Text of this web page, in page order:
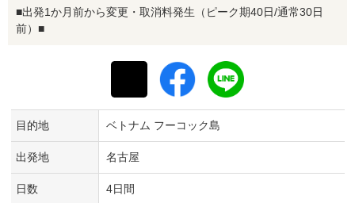
■出発1か月前から変更・取消料発生（ピーク期40日/通常30日
前）■
目的地 ベトナム フーコック島
出発地 名古屋
日数 4日間